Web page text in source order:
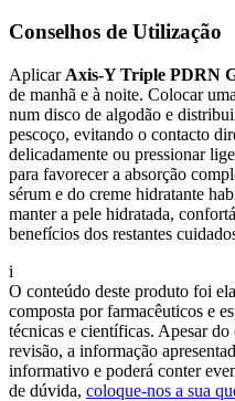
Conselhos de Utilização
Aplicar Axis-Y Triple PDRN
de manhã e à noite. Colocar
num disco de algodão e
pescoço, evitando o contacto
delicadamente ou pressionar
para favorecer a absorção
sérum e do creme hidratante
manter a pele hidratada,
benefícios dos restantes
i
O conteúdo deste produto foi
composta por farmacêuticos e
técnicas e científicas. Apesar
revisão, a informação
informativo e poderá conter
de dúvida, coloque-nos a sua